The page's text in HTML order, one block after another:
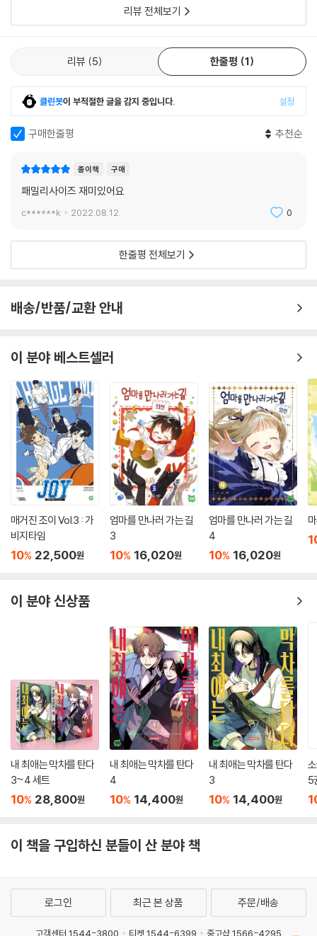
리뷰 전체보기
리뷰 5 한줄평 1
클린봇이 부적절한 글을 감지 중입니다. 설정
구매한줄평 추천순
종이책 구매
패밀리사이즈 재미있어요
c******k 2022.08.12. 0
한줄평 전체보기
배송/반품/교환 안내
이 분야 베스트셀러
매거진 조이 Vol.3 : 가
비지타임
10% 22,500원
엄마를 만나러 가는 길
3
10% 16,020원
엄마를 만나러 가는 길
4
10% 16,020원
이 분야 신상품
내 최애는 막차를 탄다
3~4 세트
10% 28,800원
내 최애는 막차를 탄다
4
10% 14,400원
내 최애는 막차를 탄다
3
10% 14,400원
5
이 책을 구입하신 분들이 산 분야 책
로그인 최근 본 상품 주문/배송
고객센터 1544-3800 티켓 1544-6399 중고샵 1566-4295